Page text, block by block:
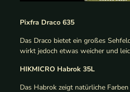
Pixfra Draco 635
Das Draco bietet ein großes
wirkt jedoch etwas weicher und
HIKMICRO Habrok 35L
Das Habrok zeigt natürliche